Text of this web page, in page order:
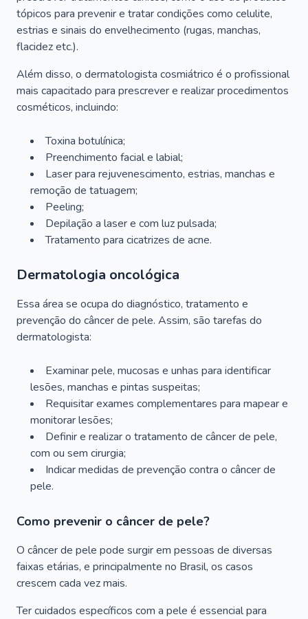
tópicos para prevenir e tratar condições como celulite,
estrias e sinais do envelhecimento (rugas, manchas,
flacidez etc.).
Além disso, o dermatologista cosmiátrico é o profissional
mais capacitado para prescrever e realizar procedimentos
cosméticos, incluindo:
Toxina botulínica;
Preenchimento facial e labial;
Laser para rejuvenescimento, estrias, manchas e
remoção de tatuagem;
Peeling;
Depilação a laser e com luz pulsada;
Tratamento para cicatrizes de acne.
Dermatologia oncológica
Essa área se ocupa do diagnóstico, tratamento e
prevenção do câncer de pele. Assim, são tarefas do
dermatologista:
Examinar pele, mucosas e unhas para identificar
lesões, manchas e pintas suspeitas;
Requisitar exames complementares para mapear e
monitorar lesões;
Definir e realizar o tratamento de câncer de pele,
com ou sem cirurgia;
Indicar medidas de prevenção contra o câncer de
pele.
Como prevenir o câncer de pele?
O câncer de pele pode surgir em pessoas de diversas
faixas etárias, e principalmente no Brasil, os casos
crescem cada vez mais.
Ter cuidados específicos com a pele é essencial para